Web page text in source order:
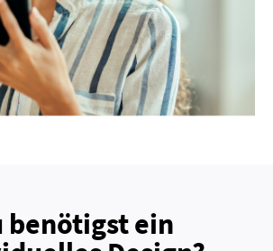
benötigst ein